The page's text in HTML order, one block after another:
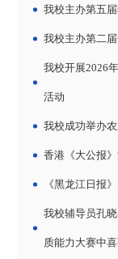
我校主办第五
我校主办第二
我校开展2026
活动
我校成功举办
香港《大公报
《黑龙江日报
我校辅导员孔
质能力大赛中